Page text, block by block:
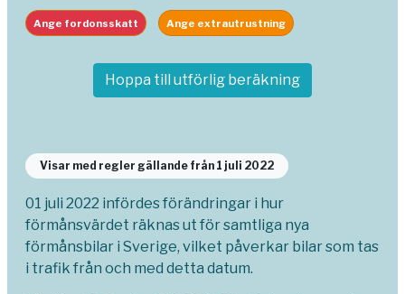
Ange fordonsskatt Ange extrautrustning
Hoppa till utförlig beräkning
Visar med regler gällande från 1 juli 2022
01 juli 2022 infördes förändringar i hur
förmånsvärdet räknas ut för samtliga nya
förmånsbilar i Sverige, vilket påverkar bilar som tas
i trafik från och med detta datum.